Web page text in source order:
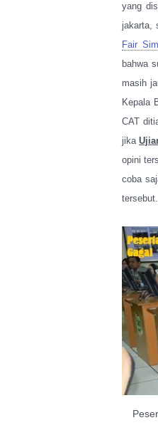
yang
jakarta,
Fair
bahwa
masih
Kepala
CAT
jika
opini
coba
tersebut.